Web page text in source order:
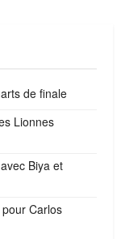
de finale
Lionnes
Biya et
Carlos